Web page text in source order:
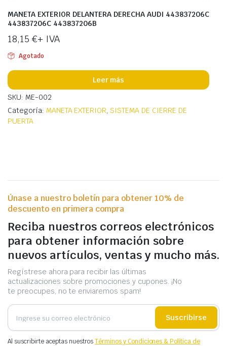
MANETA EXTERIOR DELANTERA DERECHA AUDI 443837206C
443837206C 443837206B
18,15 €+ IVA
Agotado
Leer más
SKU: ME-002
Categoría: MANETA EXTERIOR,SISTEMA DE CIERRE DE
PUERTA
Únase a nuestro boletín para obtener 10% de
descuento en primera compra
Reciba nuestros correos electrónicos
para obtener información sobre
nuevos artículos, ventas y mucho más.
Regístrese ahora para recibir las últimas
actualizaciones sobre promociones y cupones. ¡No
te preocupes, no te enviaremos spam!
Suscribirse
Al suscribirte aceptas nuestrosTérminos y Condiciones & Política de